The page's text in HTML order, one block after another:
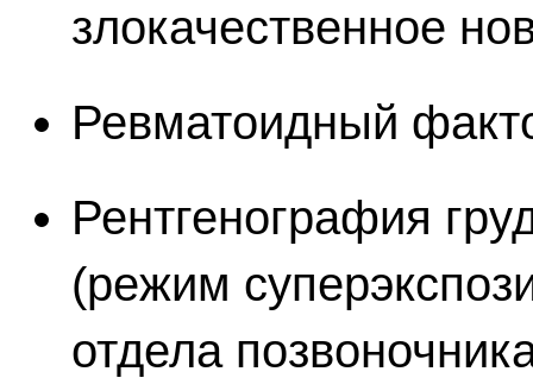
злокачественное
Ревматоидный
Рентгенография
(режим
отдела